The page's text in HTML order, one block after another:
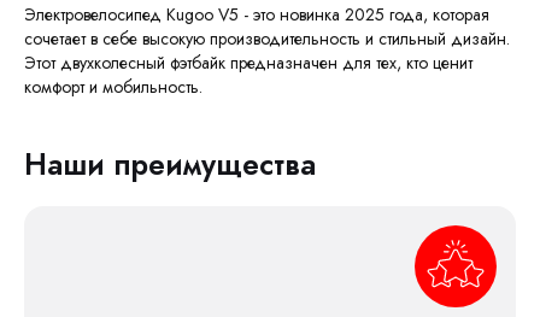
Электровелосипед Kugoo V5 - это новинка 2025 года, которая
сочетает в себе высокую производительность и стильный дизайн.
Этот двухколесный фэтбайк предназначен для тех, кто ценит
комфорт и мобильность.
Наши преимущества